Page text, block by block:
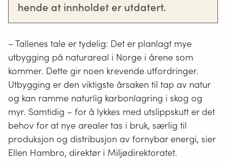
hende at innholdet er utdatert.
– Tallenes tale er tydelig: Det er planlagt mye
utbygging på naturareal i Norge i årene som
kommer. Dette gir noen krevende utfordringer.
Utbygging er den viktigste årsaken til tap av natur
og kan ramme naturlig karbonlagring i skog og
myr. Samtidig – for å lykkes med utslippskutt er det
behov for at nye arealer tas i bruk, særlig til
produksjon og distribusjon av fornybar energi, sier
Ellen Hambro, direktør i Miljødirektoratet.